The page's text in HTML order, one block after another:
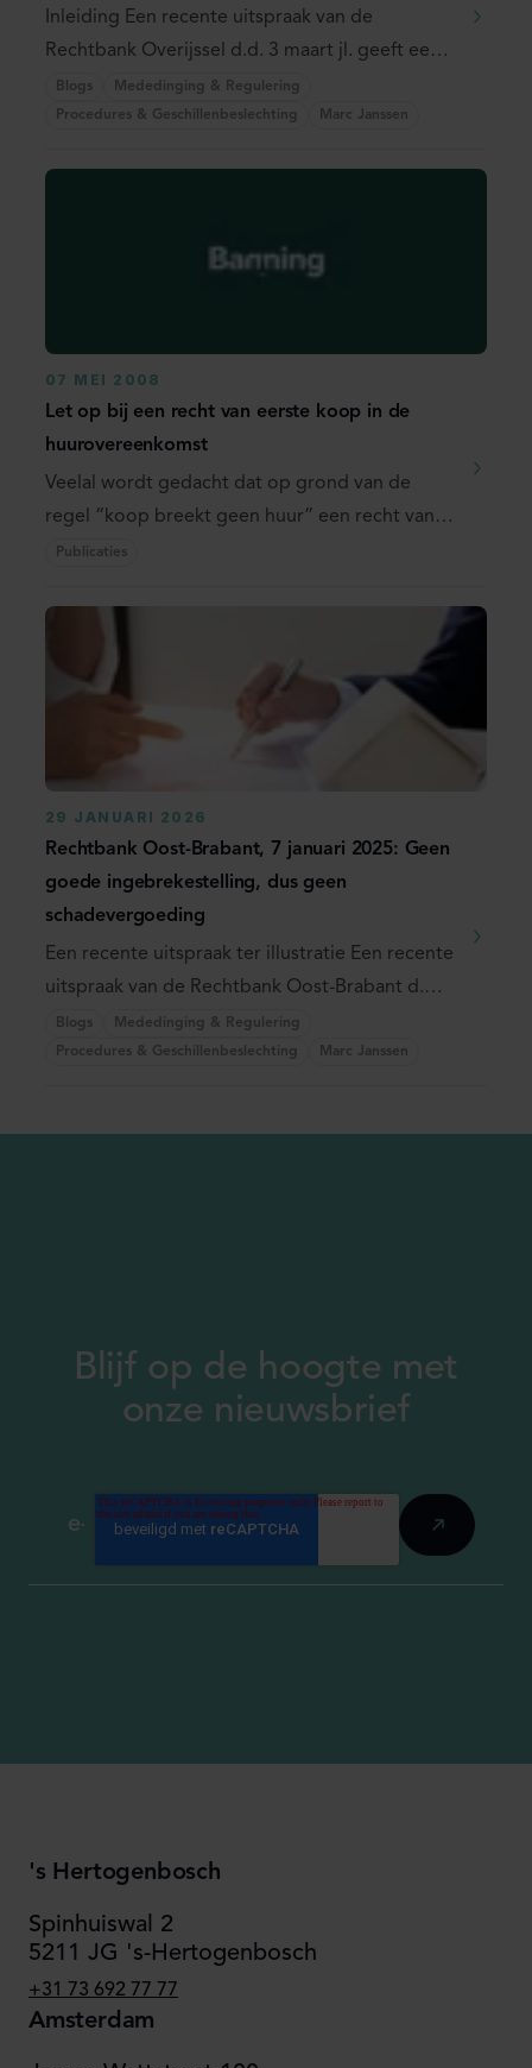
Inleiding Een recente uitspraak van de
Rechtbank Overijssel d.d. 3 maart jl. geeft een
heldere ...
Blogs
Mededinging & Regulering
Procedures & Geschillenbeslechting
Marc Janssen
07 MEI 2008
Let op bij een recht van eerste koop in de
huurovereenkomst
Veelal wordt gedacht dat op grond van de
regel “koop breekt geen huur” een recht van
eerste koop ...
Publicaties
29 JANUARI 2026
Rechtbank Oost-Brabant, 7 januari 2025: Geen
goede ingebrekestelling, dus geen
schadevergoeding
Een recente uitspraak ter illustratie Een recente
uitspraak van de Rechtbank Oost-Brabant d.d.
7 ...
Blogs
Mededinging & Regulering
Procedures & Geschillenbeslechting
Marc Janssen
Blijf op de hoogte met
onze nieuwsbrief
's Hertogenbosch
Spinhuiswal 2
5211 JG 's-Hertogenbosch
+31 73 692 77 77
Amsterdam